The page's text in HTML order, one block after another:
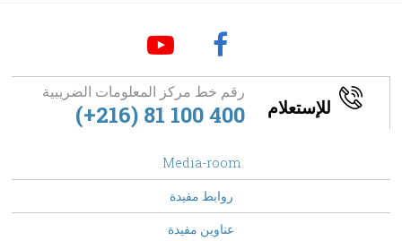
للإستعلام
رقم خط مركز المعلومات الضريبية
(+216) 81 100 400
Media-room
روابط مفيدة
عناوين مفيدة